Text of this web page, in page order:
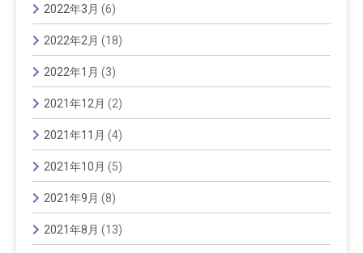
2022年3月 (6)
2022年2月 (18)
2022年1月 (3)
2021年12月 (2)
2021年11月 (4)
2021年10月 (5)
2021年9月 (8)
2021年8月 (13)